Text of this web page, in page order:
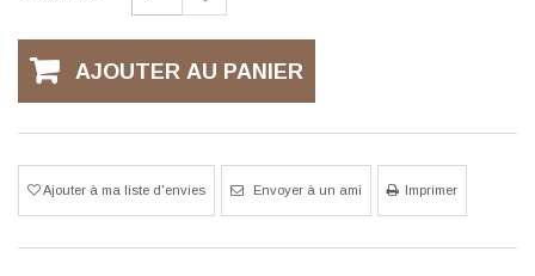
AJOUTER AU PANIER
Ajouter à ma liste d'envies Envoyer à un ami Imprimer